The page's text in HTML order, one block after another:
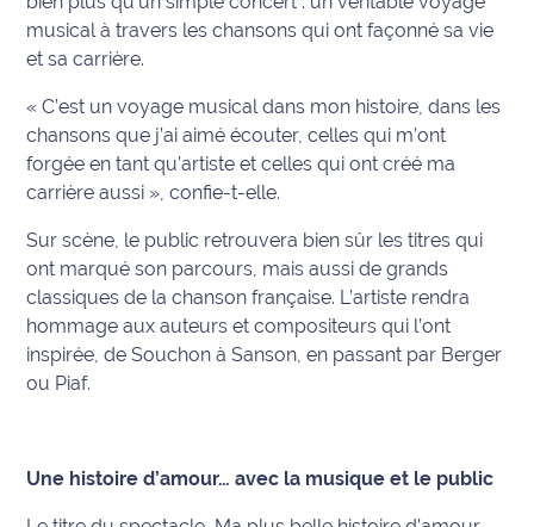
Social
Transport
International
Défense
Municipales
Contenus
Partenaires
de la
musical à travers les chansons qui ont façonné sa vie
et sa carrière.
« C’est un voyage musical dans mon histoire, dans les
chansons que j’ai aimé écouter, celles qui m’ont
forgée en tant qu’artiste et celles qui ont créé ma
carrière aussi », confie-t-elle.
Sur scène, le public retrouvera bien sûr les titres qui
ont marqué son parcours, mais aussi de grands
classiques de la chanson française. L’artiste rendra
hommage aux auteurs et compositeurs qui l’ont
inspirée, de Souchon à Sanson, en passant par Berger
ou Piaf.
Une histoire d’amour… avec la musique et le public